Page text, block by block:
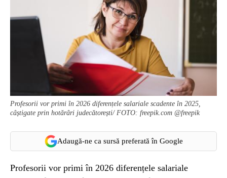
Profesorii vor primi în 2026 diferențele salariale scadente în 2025,
câștigate prin hotărâri judecătorești/ FOTO: freepik.com @freepik
Adaugă-ne ca sursă preferată în Google
Profesorii vor primi în 2026 diferențele salariale